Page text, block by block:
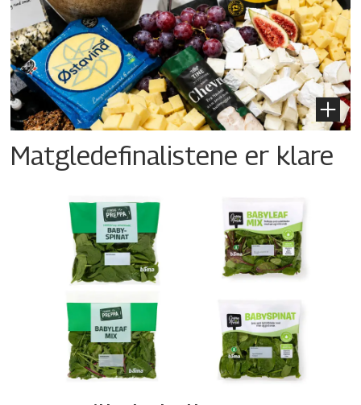
Matgledefinalistene er klare